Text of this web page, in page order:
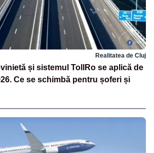
Realitatea de Cluj
și sistemul TollRo se aplică de
Ce se schimbă pentru șoferi și